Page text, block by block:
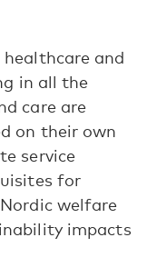
and
in all the
care are
on their own
service
for
welfare
impacts